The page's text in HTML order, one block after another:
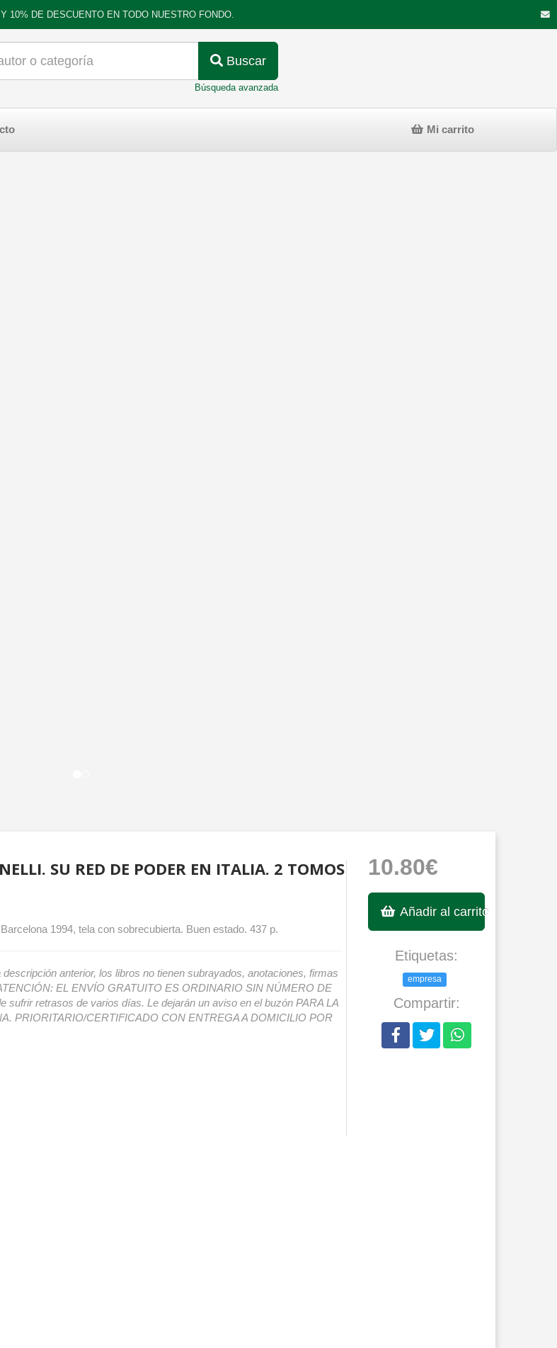
10% DE DESCUENTO EN TODO NUESTRO FONDO.
Buscar
Búsqueda avanzada
Mi carrito
SU RED DE PODER EN ITALIA. 2 TOMOS
1994, tela con sobrecubierta. Buen estado. 437 p.
anterior, los libros no tienen subrayados, anotaciones, firmas
EL ENVÍO GRATUITO ES ORDINARIO SIN NÚMERO DE
sufrir retrasos de varios días. Le dejarán un aviso en el buzón PARA LA
PRIORITARIO/CERTIFICADO CON ENTREGA A DOMICILIO POR
10.80€
Añadir al carrito
Etiquetas:
empresa
Compartir: